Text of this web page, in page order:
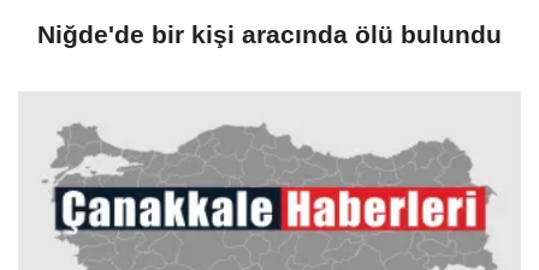
Niğde'de bir kişi aracında ölü bulundu